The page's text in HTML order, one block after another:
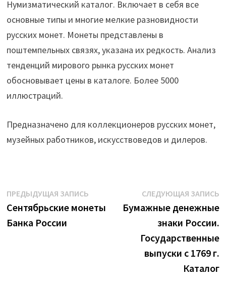
Нумизматический каталог. Включает в себя все
основные типы и многие мелкие разновидности
русских монет. Монеты представлены в
поштемпельных связях, указана их редкость. Анализ
тенденций мирового рынка русских монет
обосновывает цены в каталоге. Более 5000
иллюстраций.
Предназначено для коллекционеров русских монет,
музейных работников, искусствоведов и дилеров.
Навигация
по
ПРЕДЫДУЩАЯ ЗАПИСЬПредыдущая
запись:
Сентябрьские монеты
Банка России
СЛЕДУЮЩАЯ ЗАПИСЬ
Бумажные денежные
знаки России.
Государственные
выпуски с 1769 г.
Каталог